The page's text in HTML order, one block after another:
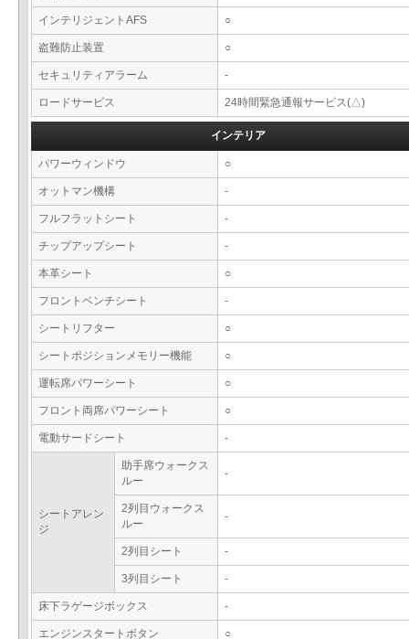
インテリジェントAFS ○
盗難防止装置 ○
セキュリティアラーム -
ロードサービス 24時間緊急通報サービス(△)
インテリア
パワーウィンドウ ○
オットマン機構 -
フルフラットシート -
チップアップシート -
本革シート ○
フロントベンチシート -
シートリフター ○
シートポジションメモリー機能 ○
運転席パワーシート ○
フロント両席パワーシート ○
電動サードシート -
シートアレン
ジ
助手席ウォークス
ルー
-
2列目ウォークス
ルー
-
2列目シート -
3列目シート -
床下ラゲージボックス -
エンジンスタートボタン ○